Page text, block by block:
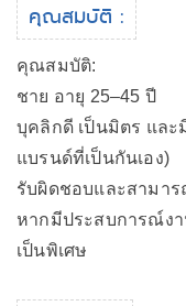
คุณสมบัติ :
คุณสมบัติ:
ชาย อายุ 25–45 ปี
บุคลิกดี เป็นมิตร และ
แบรนด์ที่เป็นกันเอง)
รับผิดชอบและสามาร
หากมีประสบการณ์งา
เป็นพิเศษ